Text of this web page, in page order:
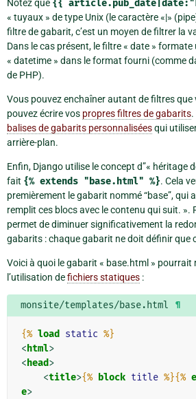
Notez que {{
« tuyaux » de type Unix (le caractère «|»
filtre de gabarit, c’est un moyen de filtrer la
Dans le cas présent, le filtre « date »
« datetime » dans le format fourni (comme
de PHP).
Vous pouvez enchaîner autant de filtres que
pouvez écrire vos propres filtres de gabarits
balises de gabarits personnaliséesqui
arrière-plan.
Enfin, Django utilise le concept d”« héritage
fait {% extends "base.html" %}. Cela
premièrement le gabarit nommé “base”, qui
remplit ces blocs avec le contenu qui suit. ».
permet de diminuer significativement la
gabarits : chaque gabarit ne doit définir que
Voici à quoi le gabarit « base.html » pourrait
l’utilisation defichiers statiques :
monsite/templates/base.html ¶
{% load static %}
<html>
<head>
<title>{% block title %}{%
e>